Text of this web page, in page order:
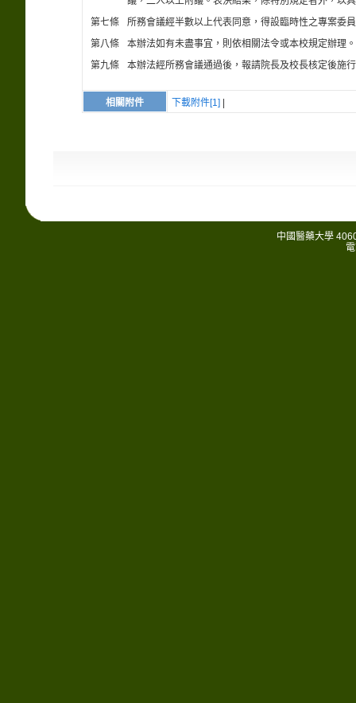
第七條
所務會議經半數以上代表同意，得設臨時性之專案委
第八條
本辦法如有未盡事宜，則依相關法令或本校規定辦理。
第九條
本辦法經所務會議通過後，報請院長及校長核定後施
相關附件 下載附件[1]
中國醫藥大學